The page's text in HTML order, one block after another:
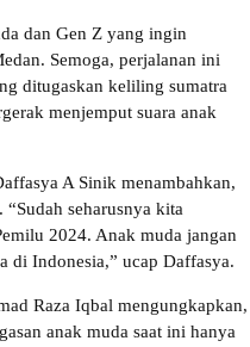
dan Gen Z yang ingin
Semoga, perjalanan ini
ditugaskan keliling sumatra
menjemput suara anak
A Sinik menambahkan,
seharusnya kita
2024. Anak muda jangan
di Indonesia,” ucap Daffasya.
Raza Iqbal mengungkapkan,
anak muda saat ini hanya